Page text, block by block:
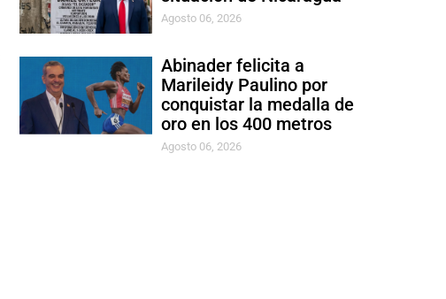
Agosto 06, 2026
Abinader felicita a
Marileidy Paulino por
conquistar la medalla de
oro en los 400 metros
Agosto 06, 2026